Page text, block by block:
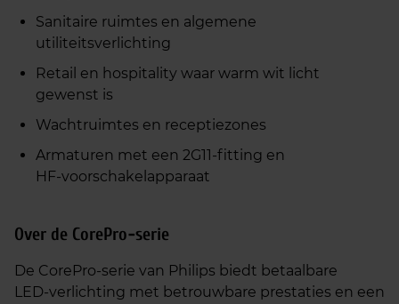
Sanitaire ruimtes en algemene
utiliteitsverlichting
Retail en hospitality waar warm wit licht
gewenst is
Wachtruimtes en receptiezones
Armaturen met een 2G11‑fitting en
HF‑voorschakelapparaat
Over de CorePro‑serie
De CorePro‑serie van Philips biedt betaalbare
LED‑verlichting met betrouwbare prestaties en een